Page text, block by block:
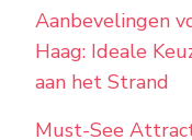
Aanbevelingen
Haag: Ideale
aan het Strand
Must-See